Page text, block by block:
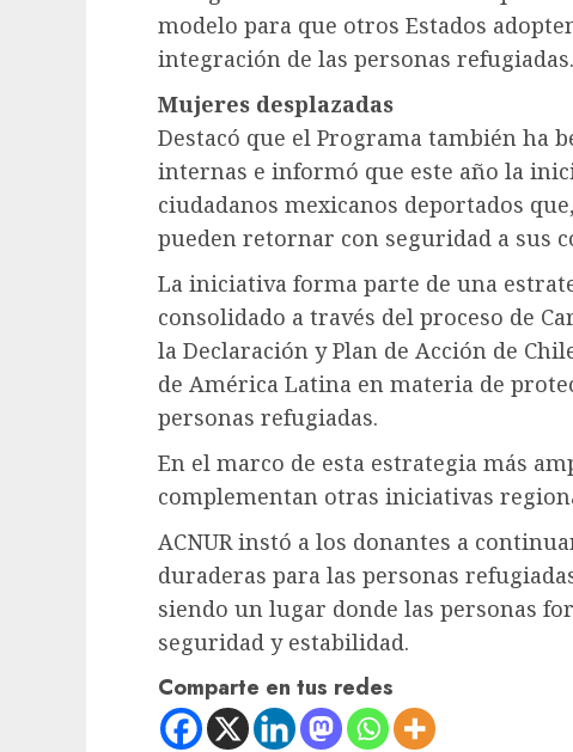
modelo para que otros Estados
integración de las personas refugiadas.
Mujeres desplazadas
Destacó que el Programa también ha
internas e informó que este año la
ciudadanos mexicanos deportados
pueden retornar con seguridad a sus
La iniciativa forma parte de una
consolidado a través del proceso de
la Declaración y Plan de Acción de
de América Latina en materia de
personas refugiadas.
En el marco de esta estrategia más
complementan otras iniciativas
ACNUR instó a los donantes a
duraderas para las personas
siendo un lugar donde las personas
seguridad y estabilidad.
Comparte en tus redes